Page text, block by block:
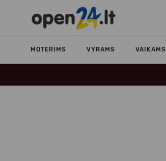
MOTERIMS VYRAMS VAIKAMS